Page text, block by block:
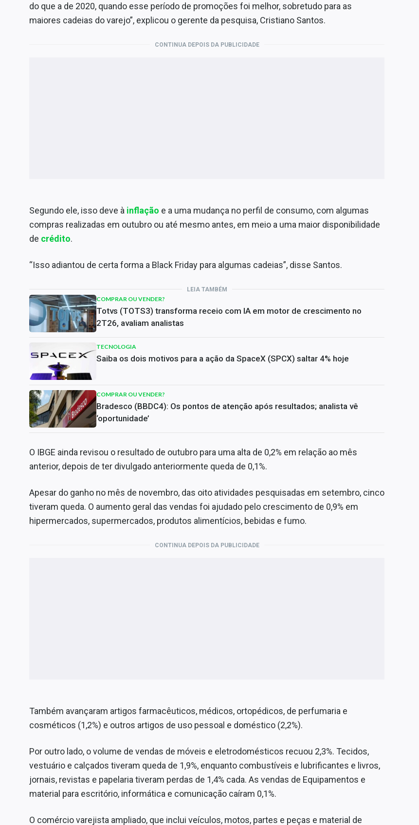
do que a de 2020, quando esse período de promoções foi melhor, sobretudo para as
maiores cadeias do varejo”, explicou o gerente da pesquisa, Cristiano Santos.
CONTINUA DEPOIS DA PUBLICIDADE
Segundo ele, isso deve à inflação e a uma mudança no perfil de consumo, com algumas
compras realizadas em outubro ou até mesmo antes, em meio a uma maior disponibilidade
de crédito.
“Isso adiantou de certa forma a Black Friday para algumas cadeias”, disse Santos.
LEIA TAMBÉM
COMPRAR OU VENDER?
Totvs (TOTS3) transforma receio com IA em motor de crescimento no
2T26, avaliam analistas
TECNOLOGIA
Saiba os dois motivos para a ação da SpaceX (SPCX) saltar 4% hoje
COMPRAR OU VENDER?
Bradesco (BBDC4): Os pontos de atenção após resultados; analista vê
‘oportunidade’
O IBGE ainda revisou o resultado de outubro para uma alta de 0,2% em relação ao mês
anterior, depois de ter divulgado anteriormente queda de 0,1%.
Apesar do ganho no mês de novembro, das oito atividades pesquisadas em setembro, cinco
tiveram queda. O aumento geral das vendas foi ajudado pelo crescimento de 0,9% em
hipermercados, supermercados, produtos alimentícios, bebidas e fumo.
CONTINUA DEPOIS DA PUBLICIDADE
Também avançaram artigos farmacêuticos, médicos, ortopédicos, de perfumaria e
cosméticos (1,2%) e outros artigos de uso pessoal e doméstico (2,2%).
Por outro lado, o volume de vendas de móveis e eletrodomésticos recuou 2,3%. Tecidos,
vestuário e calçados tiveram queda de 1,9%, enquanto combustíveis e lubrificantes e livros,
jornais, revistas e papelaria tiveram perdas de 1,4% cada. As vendas de Equipamentos e
material para escritório, informática e comunicação caíram 0,1%.
O comércio varejista ampliado, que inclui veículos, motos, partes e peças e material de